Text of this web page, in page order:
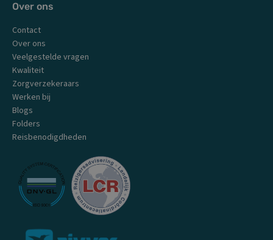
Over ons
Contact
Over ons
Veelgestelde vragen
Kwaliteit
Zorgverzekeraars
Werken bij
Blogs
Folders
Reisbenodigdheden